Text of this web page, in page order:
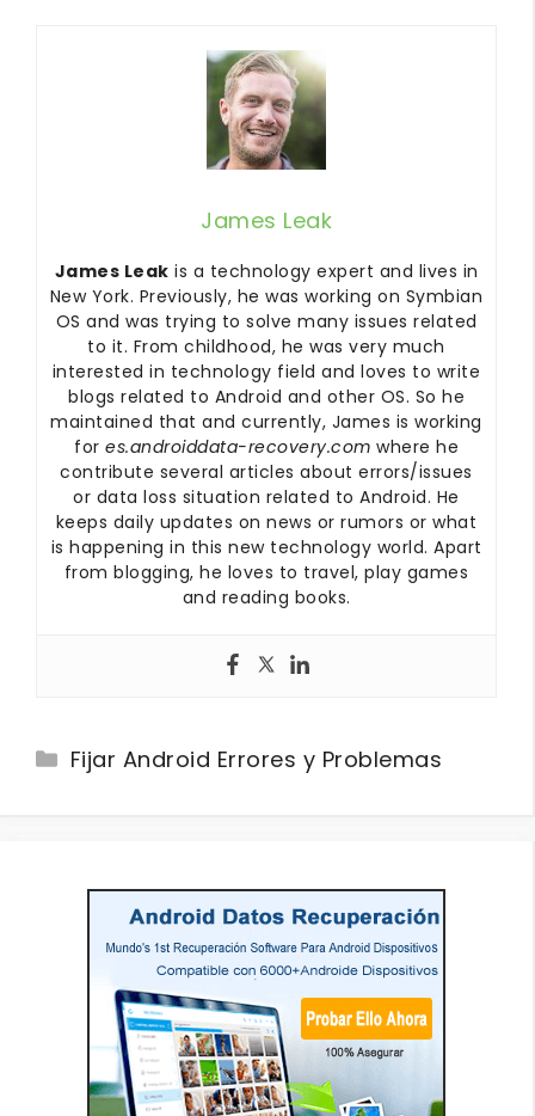
James Leak
James Leak is a technology expert and lives in
New York. Previously, he was working on Symbian
OS and was trying to solve many issues related
to it. From childhood, he was very much
interested in technology field and loves to write
blogs related to Android and other OS. So he
maintained that and currently, James is working
for es.androiddata-recovery.com where he
contribute several articles about errors/issues
or data loss situation related to Android. He
keeps daily updates on news or rumors or what
is happening in this new technology world. Apart
from blogging, he loves to travel, play games
and reading books.
Categories
Fijar Android Errores y Problemas